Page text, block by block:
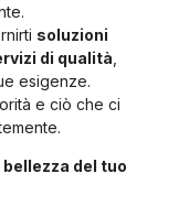
soluzioni
di qualità
esigenze.
e ciò che ci
del tuo